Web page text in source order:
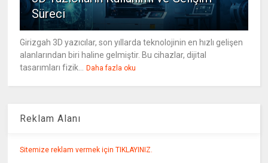
Süreci
Girizgah 3D yazıcılar, son yıllarda teknolojinin en hızlı gelişen
alanlarından biri haline gelmiştir. Bu cihazlar, dijital
tasarımları fizik... Daha fazla oku
Reklam Alanı
Sitemize reklam vermek için TIKLAYINIZ.